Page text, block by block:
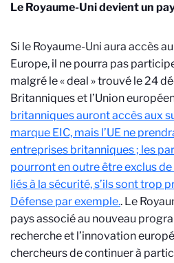
Le Royaume-Uni devient un
Si le Royaume-Uni aura accès
Europe, il ne pourra pas
malgré le « deal » trouvé le 24
Britanniques et l’Union
britanniques auront accès aux
marque EIC, mais l’UE ne
entreprises britanniques ; les
pourront en outre être exclus
liés à la sécurité, s’ils sont trop
Défense par exemple.. Le
pays associé au nouveau
recherche et l’innovation
chercheurs de continuer à